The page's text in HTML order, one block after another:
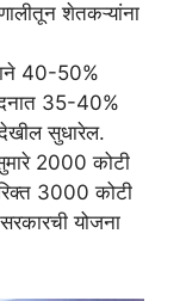
शेतकऱ्यांना
40-50%
35-40%
देखील सुधारेल.
2000 कोटी
3000 कोटी
योजना